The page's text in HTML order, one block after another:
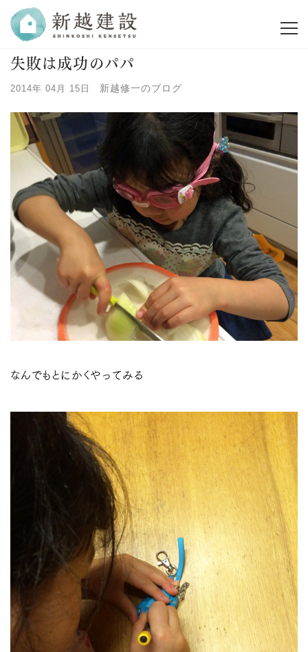
失敗は成功のパパ
2014年 04月 15日 新越修一のブログ
なんでもとにかくやってみる